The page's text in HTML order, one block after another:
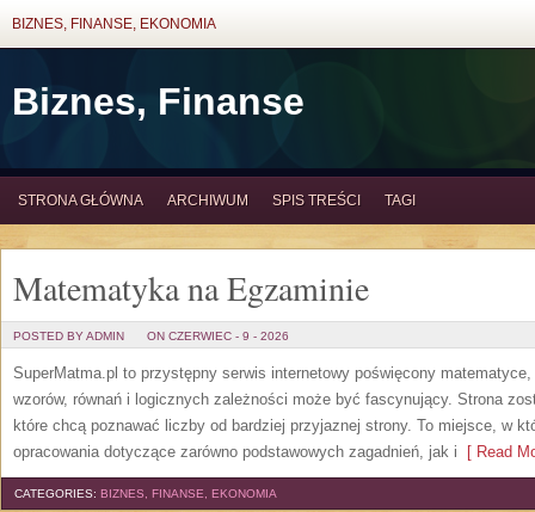
BIZNES, FINANSE, EKONOMIA
Biznes, Finanse
STRONA GŁÓWNA ARCHIWUM SPIS TREŚCI TAGI
Matematyka na Egzaminie
POSTED BY ADMIN ON CZERWIEC - 9 - 2026
SuperMatma.pl to przystępny serwis internetowy poświęcony
wzorów, równań i logicznych zależności może być fascynujący. Strona
które chcą poznawać liczby od bardziej przyjaznej strony. To miejsce, w
opracowania dotyczące zarówno podstawowych zagadnień, jak i [ Read
CATEGORIES: BIZNES, FINANSE, EKONOMIA